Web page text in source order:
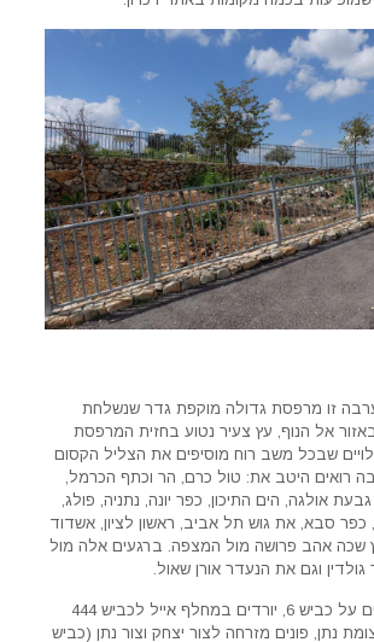
זו מרפסת גדולה מוקפת גדר שנשלחת
אל הנוף, עץ צעיר נטוע בחזית המרפסת
תלויים שבכל משב רוח מוסיפים את הצליל הקסום
רואים היטב את: טול כרם, הר וכתף הכרמל,
אולגה, הים התיכון, כפר יונה, נתניה, פולג,
כפר סבא, את גוש תל אביב, ראשון לציון, אשדוד
שכה אהב פרושה מול המצפה. ברגעים אלה מול
וגם את הנעדר אורן שאול.
נוסעים על כביש 6, יורדים במחלף אייל לכביש 444
נתן, פונים מזרחה לצור יצחק וצור נתן (כביש